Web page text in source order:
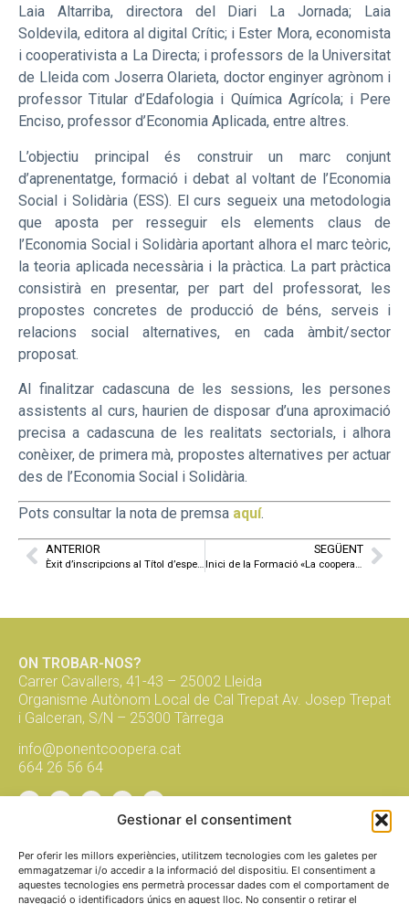
Gestionar el consentiment
Per oferir les millors experiències, utilitzem tecnologies com les galetes per
emmagatzemar i/o accedir a la informació del dispositiu. El consentiment a
aquestes tecnologies ens permetrà processar dades com el comportament de
navegació o identificadors únics en aquest lloc. No consentir o retirar el
Laia Altarriba, directora del Diari La Jornada; Laia
Soldevila, editora al digital Crític; i Ester Mora, economista
i cooperativista a La Directa; i professors de la Universitat
de Lleida com Joserra Olarieta, doctor enginyer agrònom i
professor Titular d’Edafologia i Química Agrícola; i Pere
Enciso, professor d’Economia Aplicada, entre altres.
L’objectiu principal és construir un marc conjunt
d’aprenentatge, formació i debat al voltant de l’Economia
Social i Solidària (ESS). El curs segueix una metodologia
que aposta per resseguir els elements claus de
l’Economia Social i Solidària aportant alhora el marc teòric,
la teoria aplicada necessària i la pràctica. La part pràctica
consistirà en presentar, per part del professorat, les
propostes concretes de producció de béns, serveis i
relacions social alternatives, en cada àmbit/sector
proposat.
Al finalitzar cadascuna de les sessions, les persones
assistents al curs, haurien de disposar d’una aproximació
precisa a cadascuna de les realitats sectorials, i alhora
conèixer, de primera mà, propostes alternatives per actuar
des de l’Economia Social i Solidària.
Pots consultar la nota de premsa aquí.
ANTERIOR
Èxit d’inscripcions al Títol d’especialització en Economia Social i Solidària de la UdL impulsat per Ponent Coopera
SEGÜENT
Inici de la Formació «La cooperativa com a fórmula jurídica i empresarial»
ON TROBAR-NOS?
Carrer Cavallers, 41-43 – 25002 Lleida
Organisme Autònom Local de Cal Trepat Av. Josep Trepat
i Galceran, S/N – 25300 Tàrrega
info@ponentcoopera.cat
664 26 56 64
Suma't a la xarxa, subscriu-te al
butlletí!